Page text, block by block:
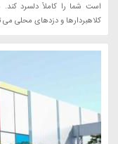
است شما را کاملاً دلسرد کند.
کلاهبردارها و دزدهای محلی می